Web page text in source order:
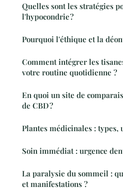
Quelles sont les stratégies
l'hypocondrie ?
Pourquoi l'éthique et la
Comment intégrer les
votre routine quotidienne ?
En quoi un site de
de CBD ?
Plantes médicinales : types,
Soin immédiat : urgence
La paralysie du sommeil :
et manifestations ?